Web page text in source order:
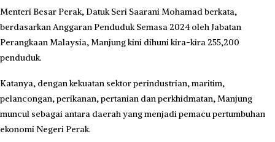
Menteri Besar Perak, Datuk Seri Saarani Mohamad berkata,
berdasarkan Anggaran Penduduk Semasa 2024 oleh Jabatan
Perangkaan Malaysia, Manjung kini dihuni kira-kira 255,200
penduduk.
Katanya, dengan kekuatan sektor perindustrian, maritim,
pelancongan, perikanan, pertanian dan perkhidmatan, Manjung
muncul sebagai antara daerah yang menjadi pemacu pertumbuhan
ekonomi Negeri Perak.